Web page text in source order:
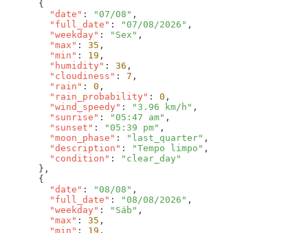
        "date"
: "07/08"
        "full_date"
: "07/08/2026"
        "weekday"
: "Sex"
        "max"
: 35
        "min"
: 19
        "humidity"
: 36
        "cloudiness"
: 7
        "rain"
: 0
        "rain_probability"
: 0
        "wind_speedy"
: "3.96 km/h"
        "sunrise"
: "05:47 am"
        "sunset"
: "05:39 pm"
        "moon_phase"
: "last_quarter"
        "description"
: "Tempo limpo"
        "condition"
:
        "date"
: "08/08"
        "full_date"
: "08/08/2026"
        "weekday"
: "Sáb"
        "max"
: 35
        "min"
: 19